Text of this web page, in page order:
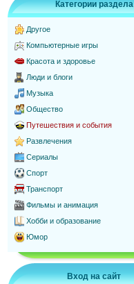
Категории раздела
Другое
Компьютерные игры
Красота и здоровье
Люди и блоги
Музыка
Общество
Путешествия и события
Развлечения
Сериалы
Спорт
Транспорт
Фильмы и анимация
Хобби и образование
Юмор
Вход на сайт